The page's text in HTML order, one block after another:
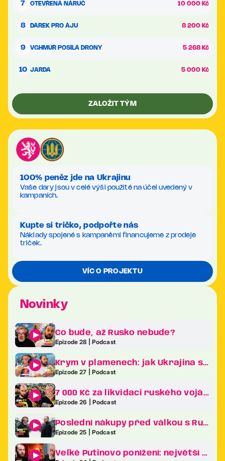
7 OTEVŘENÁ NÁRUČ 10 000 Kč
8 DÁREK PRO ÁJU 8 200 Kč
9 VGHMÚŘ POSÍLÁ DRONY 5 268 Kč
10 JARDA 5 000 Kč
ZALOŽIT TÝM
100% peněz jde na Ukrajinu
Vaše dary jsou v celé výši použité na účel uvedený v
kampaních.
Kupte si tričko, podpořte nás
Náklady spojené s kampaněmi financujeme z prodeje
triček.
VÍC O PROJEKTU
Novinky
Co bude, až Rusko nebude?
Epizode 28 | Podcast
Krym v plamenech: jak Ukrajina sráží Putinův klenot na kolena
Epizode 27 | Podcast
7 000 Kč za likvidaci ruského vojáka. Revoluce v ukrajinské armádě je tady!
Epizode 26 | Podcast
Poslední nákupy před válkou s Ruskem. Co frčelo nejvíc na největším veletrhu zbraní v Evropě?
Epizode 25 | Podcast
Velké Putinovo ponížení: největší bizarnosti ekonomického fóra v Petrohradě